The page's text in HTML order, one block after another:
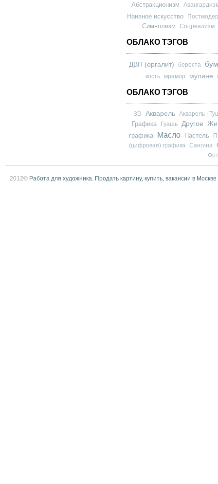
Абстракционизм
Наивное искусство
Символизм Соцреализм
ОБЛАКО ТЭГОВ
ДВП (оргалит) береста
кость мрамор мулине
ОБЛАКО ТЭГОВ
3D Акварель Акварель |
Графика Гуашь Другое
графика
Масло Пастель
(цифровая) графика
Сангина
2012© Работа для художника. Продать картину, купить, вакансии в Москве